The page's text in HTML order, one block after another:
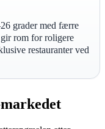
grader med færre
rom for roligere
restauranter ved